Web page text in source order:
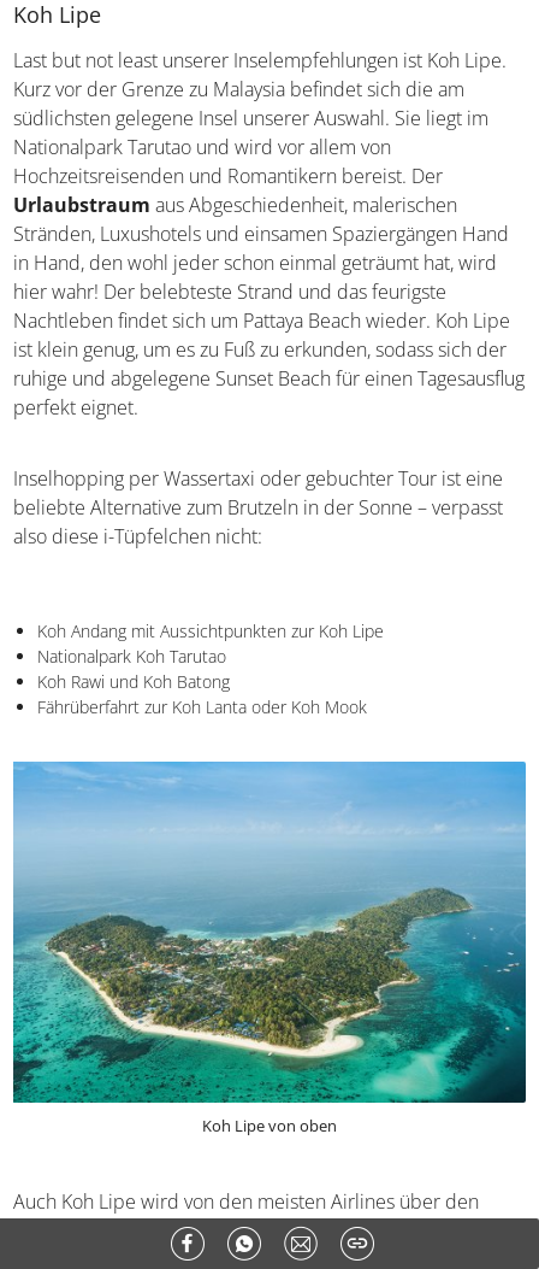
aus die Flughäfen Phuket und Krabi angeflogen. Von den
Fährhäfen beider Städte erwartet euch eine ca. 90-
minütige Überfahrt zu eurem Traumurlaub.
Mehr zur Insel Koh Phi Phi
Koh Lipe
Last but not least unserer Inselempfehlungen ist Koh Lipe.
Kurz vor der Grenze zu Malaysia befindet sich die am
südlichsten gelegene Insel unserer Auswahl. Sie liegt im
Nationalpark Tarutao und wird vor allem von
Hochzeitsreisenden und Romantikern bereist. Der
Urlaubstraum
Hand in Hand, den wohl jeder schon einmal geträumt hat,
wird hier wahr! Der belebteste Strand und das feurigste
Nachtleben findet sich um Pattaya Beach wieder. Koh
Lipe ist klein genug, um es zu Fuß zu erkunden, sodass
Inselhopping per Wassertaxi oder gebuchter Tour ist eine
beliebte Alternative zum Brutzeln in der Sonne – verpasst
Fährüberfahrt zur Koh Lanta oder Koh Mook